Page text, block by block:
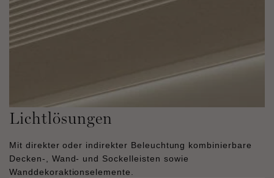
Lichtlösungen
Mit direkter oder indirekter Beleuchtung kombinierbare
Decken-, Wand- und Sockelleisten sowie
Wanddekoraktionselemente.